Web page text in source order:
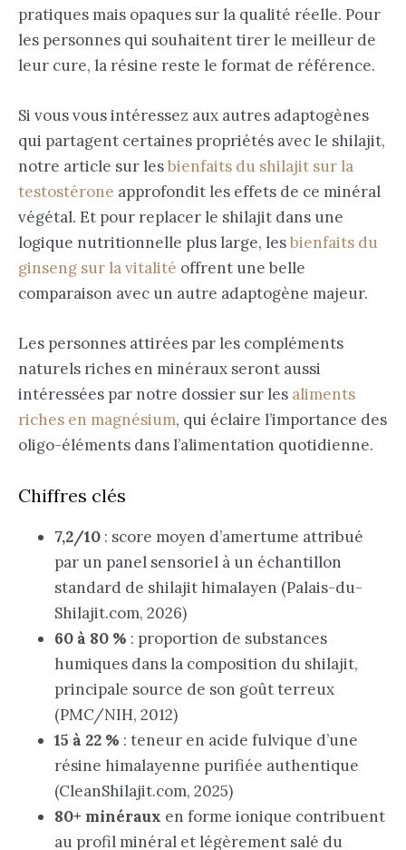
pratiques mais opaques sur la qualité réelle. Pour
les personnes qui souhaitent tirer le meilleur de
leur cure, la résine reste le format de référence.
Si vous vous intéressez aux autres adaptogènes
qui partagent certaines propriétés avec le shilajit,
notre article sur lesbienfaits du shilajit sur la
testostérone approfondit les effets de ce minéral
végétal. Et pour replacer le shilajit dans une
logique nutritionnelle plus large, lesbienfaits du
ginseng sur la vitalité offrent une belle
comparaison avec un autre adaptogène majeur.
Les personnes attirées par les compléments
naturels riches en minéraux seront aussi
intéressées par notre dossier sur les aliments
riches en magnésium, qui éclaire l’importance des
oligo-éléments dans l’alimentation quotidienne.
Chiffres clés
7,2/10 : score moyen d’amertume attribué
par un panel sensoriel à un échantillon
standard de shilajit himalayen (Palais-du-
Shilajit.com, 2026)
60 à 80 % : proportion de substances
humiques dans la composition du shilajit,
principale source de son goût terreux
(PMC/NIH, 2012)
15 à 22 % : teneur en acide fulvique d’une
résine himalayenne purifiée authentique
(CleanShilajit.com, 2025)
80+ minéraux en forme ionique contribuent
au profil minéral et légèrement salé du